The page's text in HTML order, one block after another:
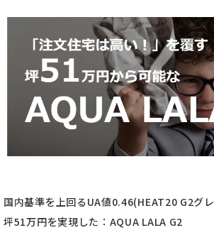
国内基準を上回るUA値0.46(HEAT20 G2グ
坪51万円を実現した：AQUA LALA G2